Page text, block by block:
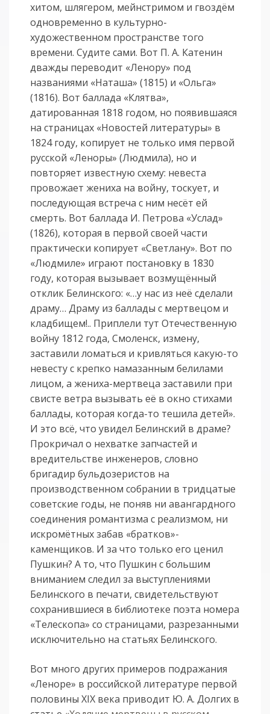
хитом, шлягером, мейнстримом и гвоздём
одновременно в культурно-
художественном пространстве того
времени. Судите сами. Вот П. А. Катенин
дважды переводит «Ленору» под
названиями «Наташа» (1815) и «Ольга»
(1816). Вот баллада «Клятва»,
датированная 1818 годом, но появившаяся
на страницах «Новостей литературы» в
1824 году, копирует не только имя первой
русской «Леноры» (Людмила), но и
повторяет известную схему: невеста
провожает жениха на войну, тоскует, и
последующая встреча с ним несёт ей
смерть. Вот баллада И. Петрова «Услад»
(1826), которая в первой своей части
практически копирует «Светлану». Вот по
«Людмиле» играют постановку в 1830
году, которая вызывает возмущённый
отклик Белинского: «…у нас из неё сделали
драму… Драму из баллады с мертвецом и
кладбищем!.. Приплели тут Отечественную
войну 1812 года, Смоленск, измену,
заставили ломаться и кривляться какую-то
невесту с крепко намазанным белилами
лицом, а жениха-мертвеца заставили при
свисте ветра вызывать её в окно стихами
баллады, которая когда-то тешила детей».
И это всё, что увидел Белинский в драме?
Прокричал о нехватке запчастей и
вредительстве инженеров, словно
бригадир бульдозеристов на
производственном собрании в тридцатые
советские годы, не поняв ни авангардного
соединения романтизма с реализмом, ни
искромётных забав «братков»-
каменщиков. И за что только его ценил
Пушкин? А то, что Пушкин с большим
вниманием следил за выступлениями
Белинского в печати, свидетельствуют
сохранившиеся в библиотеке поэта номера
«Телескопа» со страницами, разрезанными
исключительно на статьях Белинского.
Вот много других примеров подражания
«Леноре» в российской литературе первой
половины XIX века приводит Ю. А. Долгих в